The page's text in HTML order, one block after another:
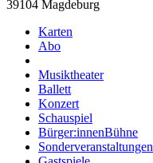
39104 Magdeburg
Karten
Abo
Musiktheater
Ballett
Konzert
Schauspiel
Bürger:innenBühne
Sonderveranstaltungen